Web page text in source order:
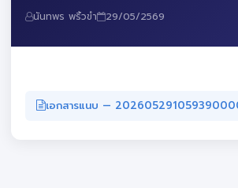
นันทพร พริ้วขำ 29/05/2569
เอกสารแนบ —